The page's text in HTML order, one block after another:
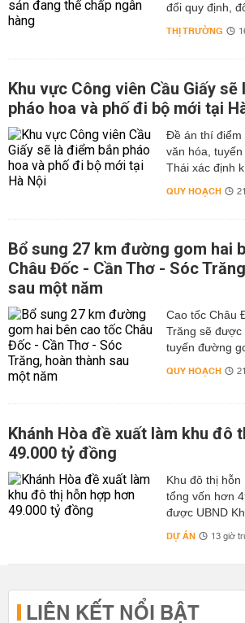
đổi quy định,
THỊ TRƯỜNG
Khu vực Công viên Cầu Giấy sẽ
pháo hoa và phố đi bộ mới tại
Đề án thí điểm
văn hóa,
Thái xác định
QUY HOẠCH
Bổ sung 27 km đường gom hai
Châu Đốc - Cần Thơ - Sóc
sau một năm
Cao tốc Châu
Trăng sẽ được
tuyến đường
QUY HOẠCH
Khánh Hòa đề xuất làm khu đô
49.000 tỷ đồng
Khu đô thị hỗn
tổng vốn hơn
được UBND
DỰ ÁN 13 giờ
LIÊN KẾT NỔI BẬT